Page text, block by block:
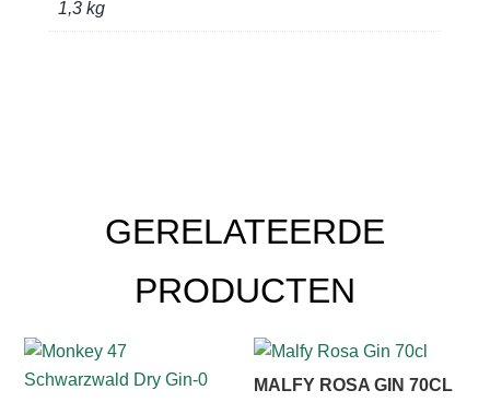
0.7L
aantal
1,3 kg
GERELATEERDE
PRODUCTEN
MALFY ROSA GIN 70CL